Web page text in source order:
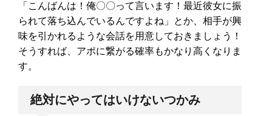
「こんばんは！俺〇〇って言います！最近彼女に振
られて落ち込んでいるんですよね」とか、相手が興
味を引かれるような会話を用意しておきましょう！
そうすれば、アポに繋がる確率もかなり高くなりま
す。
絶対にやってはいけないつかみ